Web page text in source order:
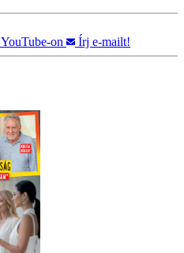
YouTube-on Írj e-mailt!